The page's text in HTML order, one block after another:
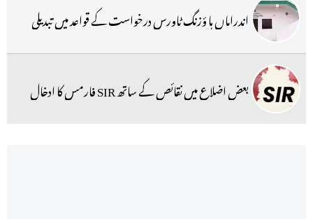
اندراماں ہا ؤزنگ ٹاورس درخواست کے قواعد میں تبدیلی
بعض اضلاع میں نقائص کے ساتھ SIR فارمس کا ادخال